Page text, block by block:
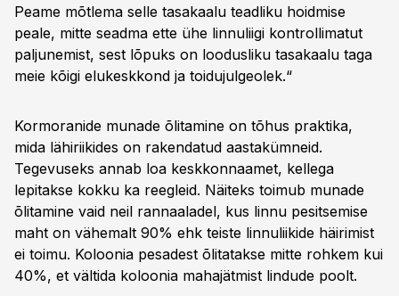
Peame mõtlema selle tasakaalu teadliku hoidmise
peale, mitte seadma ette ühe linnuliigi kontrollimatut
paljunemist, sest lõpuks on loodusliku tasakaalu taga
meie kõigi elukeskkond ja toidujulgeolek.“
Kormoranide munade õlitamine on tõhus praktika,
mida lähiriikides on rakendatud aastakümneid.
Tegevuseks annab loa keskkonnaamet, kellega
lepitakse kokku ka reegleid. Näiteks toimub munade
õlitamine vaid neil rannaaladel, kus linnu pesitsemise
maht on vähemalt 90% ehk teiste linnuliikide häirimist
ei toimu. Koloonia pesadest õlitatakse mitte rohkem kui
40%, et vältida koloonia mahajätmist lindude poolt.